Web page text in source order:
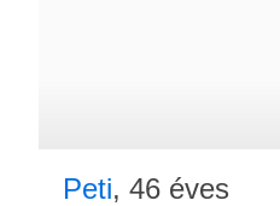
Peti, 46 éves